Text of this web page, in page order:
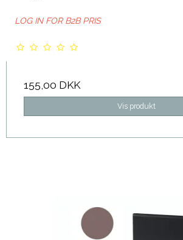
LOG IN FOR B2B PRIS
155,00 DKK
Vis produkt